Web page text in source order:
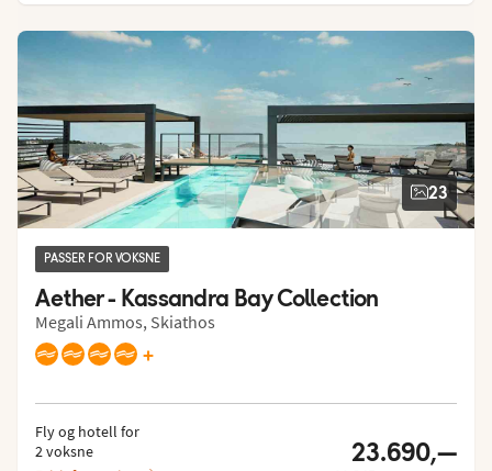
23
PASSER FOR VOKSNE
Aether - Kassandra Bay Collection
Megali Ammos, Skiathos
+
Fly og hotell for
2 voksne
23.690,—